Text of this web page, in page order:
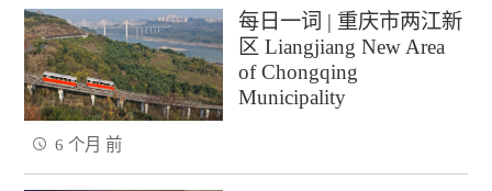
每日一词 | 重庆市两江新
区 Liangjiang New Area
of Chongqing
Municipality
6 个月 前